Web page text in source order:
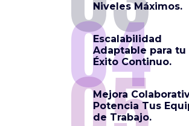
Niveles Máximos.
04
Escalabilidad
Adaptable para tu
Éxito Continuo.
Mejora
Potencia Tus
de Trabajo.